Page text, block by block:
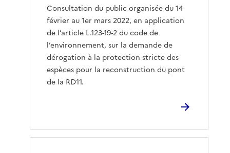
Consultation du public organisée du 14
février au 1er mars 2022, en application
de l’article L.123-19-2 du code de
l’environnement, sur la demande de
dérogation à la protection stricte des
espèces pour la reconstruction du pont
de la RD11.